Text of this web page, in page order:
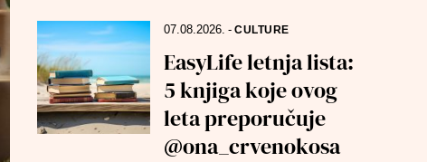
07.08.2026.-CULTURE
EasyLife letnja lista:
5 knjiga koje ovog
leta preporučuje
@ona_crvenokosa